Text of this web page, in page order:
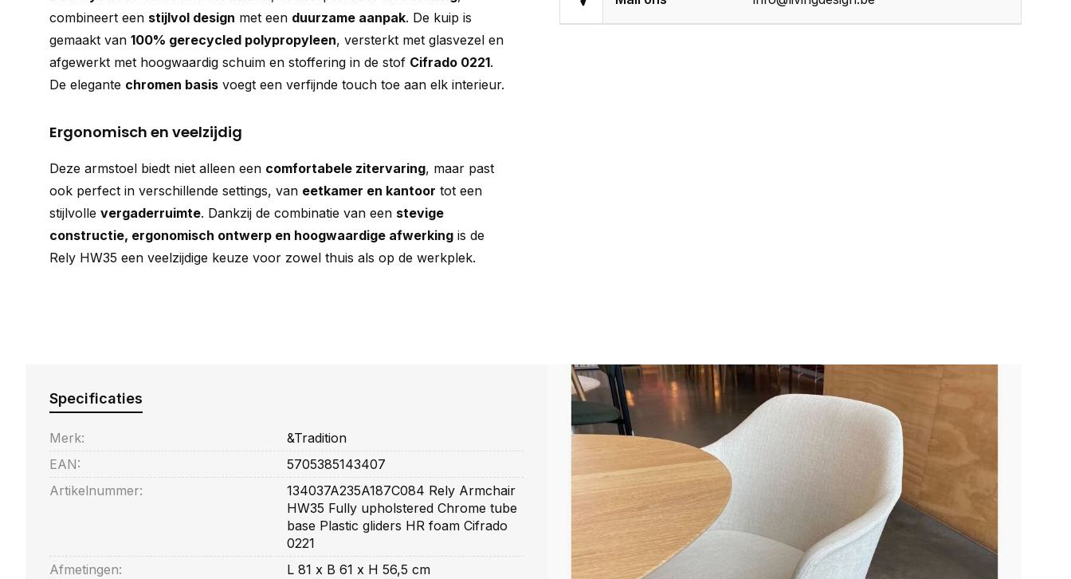
combineert een stijlvol design met een duurzame aanpak. De kuip is
gemaakt van 100% gerecycled polypropyleen, versterkt met glasvezel en
afgewerkt met hoogwaardig schuim en stoffering in de stof Cifrado 0221.
De elegante chromen basis voegt een verfijnde touch toe aan elk interieur.
Ergonomisch en veelzijdig
Deze armstoel biedt niet alleen een comfortabele zitervaring, maar past
ook perfect in verschillende settings, van eetkamer en kantoor tot een
stijlvolle vergaderruimte. Dankzij de combinatie van een stevige
constructie, ergonomisch ontwerp en hoogwaardige afwerking is de
Rely HW35 een veelzijdige keuze voor zowel thuis als op de werkplek.
Specificaties
Merk:
&Tradition
EAN:
5705385143407
Artikelnummer:
134037A235A187C084 Rely Armchair
HW35 Fully upholstered Chrome tube
base Plastic gliders HR foam Cifrado
0221
Afmetingen:
L 81 x B 61 x H 56,5 cm